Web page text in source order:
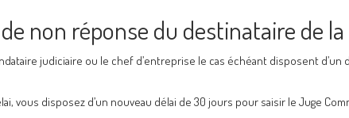
non réponse du destinataire de
judiciaire ou le chef d’entreprise le cas échéant disposent
vous disposez d’un nouveau délai de 30 jours pour saisir le Juge